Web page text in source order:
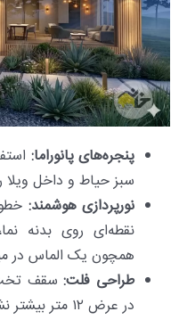
پنجره‌های پانوراما:
سبز حیاط و داخل ویلا
نورپردازی هوشمند:
نقطه‌ای روی بدنه
همچون یک الماس در
طراحی فلت:سقف تخت
در عرض ۱۲ متر بیشتر نشان می‌دهد.